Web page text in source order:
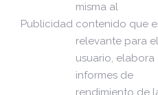
Publicidad
misma al
contenido que
relevante para el
usuario, elabora
informes de
rendimiento de